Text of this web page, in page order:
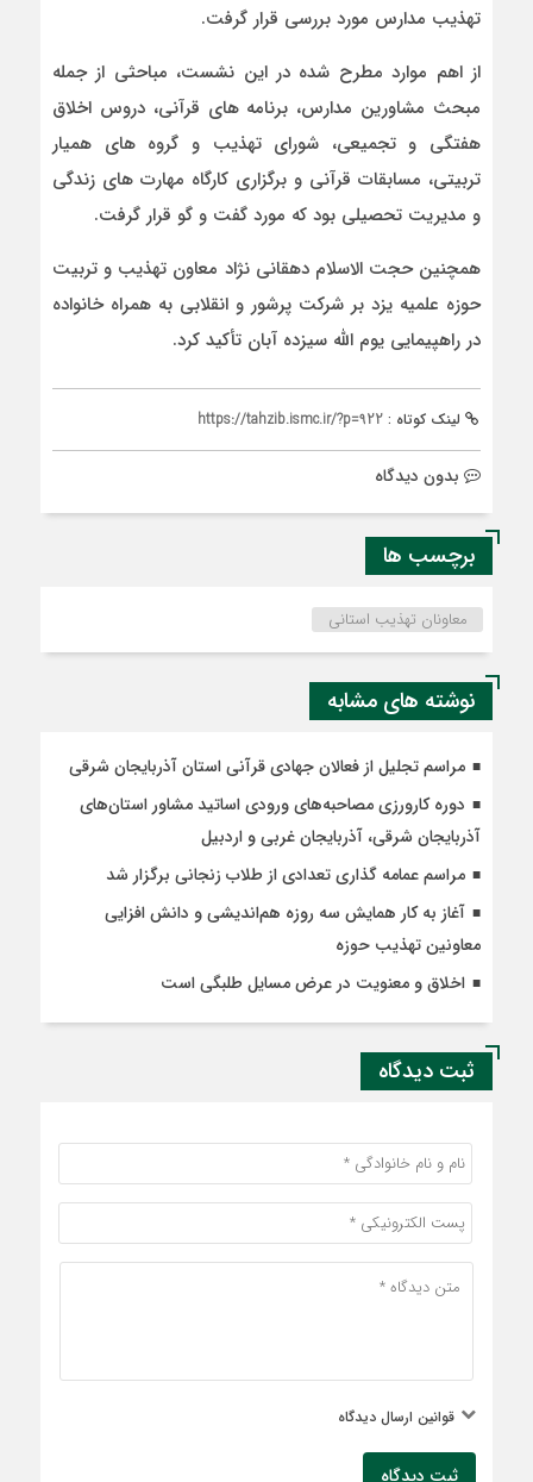
تهذیب مدارس مورد بررسی قرار گرفت.
از اهم موارد مطرح شده در این نشست، مباحثی از جمله
مبحث مشاورین مدارس، برنامه های قرآنی، دروس اخلاق
هفتگی و تجمیعی، شورای تهذیب و گروه های همیار
تربیتی، مسابقات قرآنی و برگزاری کارگاه مهارت های زندگی
و مدیریت تحصیلی بود که مورد گفت و گو قرار گرفت.
همچنین حجت الاسلام دهقانی نژاد معاون تهذیب و تربیت
حوزه علمیه یزد بر شرکت پرشور و انقلابی به همراه خانواده
در راهپیمایی یوم الله سیزده آبان تأکید کرد.
لینک کوتاه : https://tahzib.ismc.ir/?p=922
بدون دیدگاه
برچسب ها
معاونان تهذیب استانی
نوشته های مشابه
مراسم تجلیل از فعالان جهادی قرآنی استان آذربایجان شرقی
دوره کارورزی مصاحبه‌های ورودی اساتید مشاور استان‌های
آذربایجان شرقی، آذربایجان غربی و اردبیل
مراسم عمامه گذاری تعدادی از طلاب زنجانی برگزار شد
آغاز به کار همایش سه روزه هم‌اندیشی و دانش افزایی
معاونین تهذیب حوزه‌
اخلاق و معنویت در عرض مسایل طلبگی است
ثبت دیدگاه
قوانین ارسال دیدگاه
ثبت دیدگاه